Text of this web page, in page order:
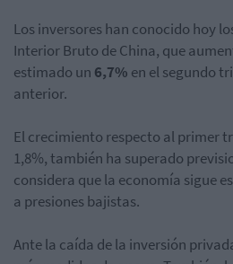
Los inversores han conocido hoy
Interior Bruto de China, que
estimado un 6,7% en el segundo
anterior.
El crecimiento respecto al primer
1,8%, también ha superado
considera que la economía sigue
a presiones bajistas.
Ante la caída de la inversión